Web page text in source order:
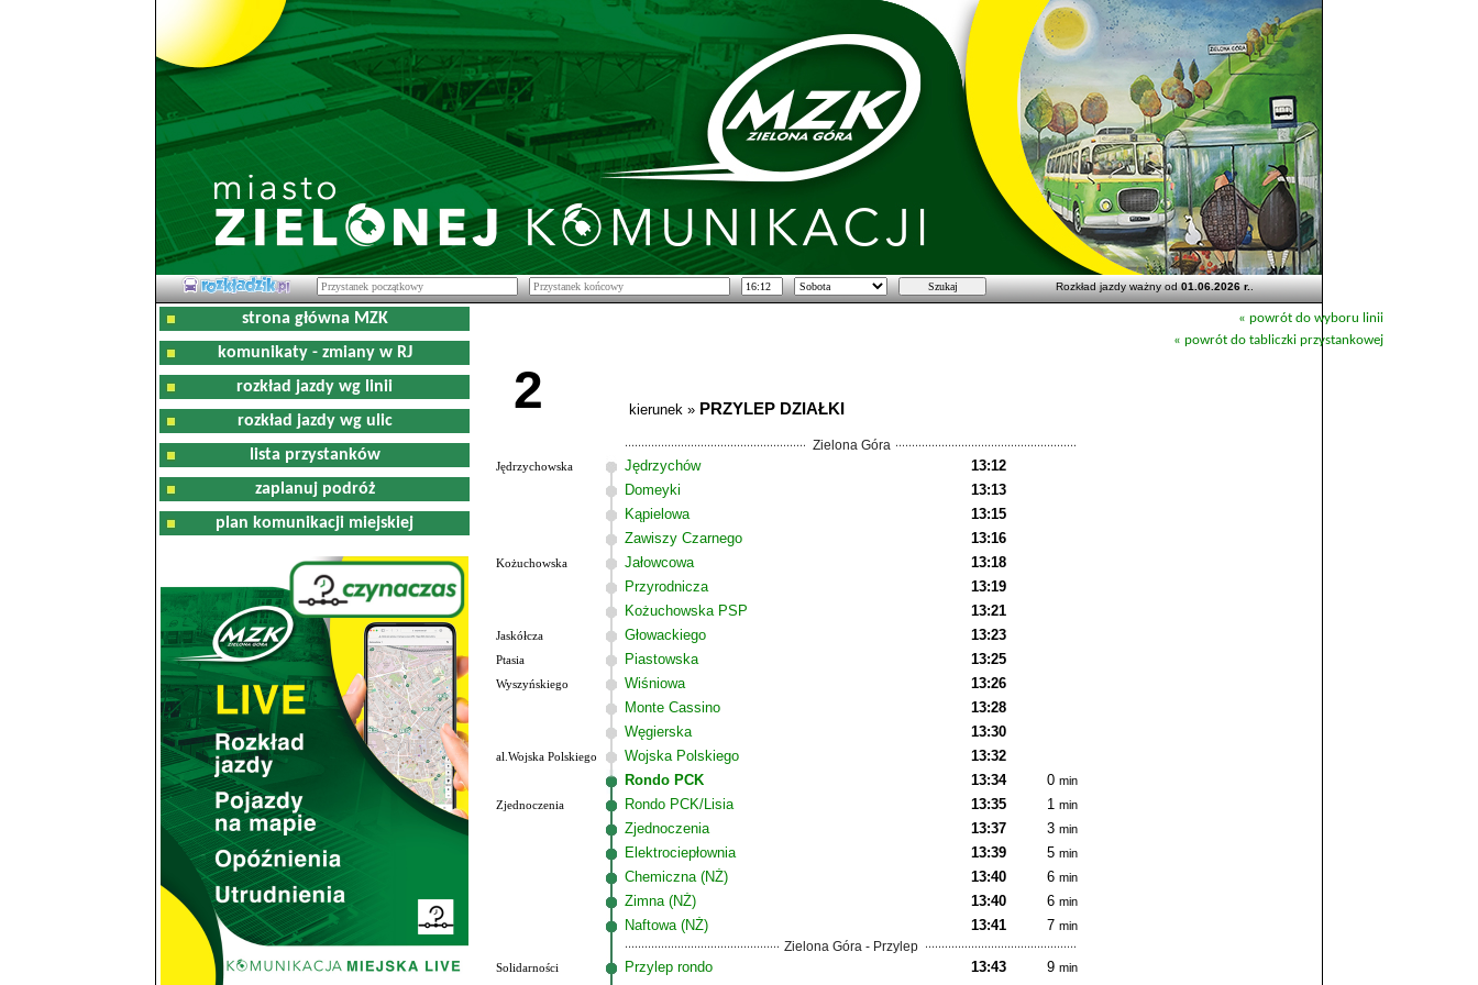
Rozkład jazdy ważny od01.06.2026 r..
strona główna MZK
komunikaty - zmiany w RJ
rozkład jazdy wg linii
rozkład jazdy wg ulic
lista przystanków
zaplanuj podróż
plan komunikacji miejskiej
« powrót do wyboru linii
« powrót do tabliczki przystankowej
2 kierunek » PRZYLEP DZIAŁKI
Zielona Góra
Jędrzychowska Jędrzychów
13:12
Domeyki
13:13
Kąpielowa
13:15
Zawiszy Czarnego
13:16
Kożuchowska Jałowcowa
13:18
Przyrodnicza
13:19
Kożuchowska PSP
13:21
Jaskółcza Głowackiego 13:23
Ptasia Piastowska 13:25
Wyszyńskiego Wiśniowa
13:26
Monte Cassino
13:28
Węgierska
13:30
al.Wojska Polskiego Wojska Polskiego
13:32
Rondo PCK
13:34 0 min
Zjednoczenia
Rondo PCK/Lisia 13:35 1 min
Zjednoczenia 13:37 3 min
Elektrociepłownia 13:39 5 min
Chemiczna (NŻ) 13:40 6 min
Zimna (NŻ) 13:40 6 min
Naftowa (NŻ) 13:41 7 min
Zielona Góra - Przylep
Solidarności Przylep rondo 13:43 9 min